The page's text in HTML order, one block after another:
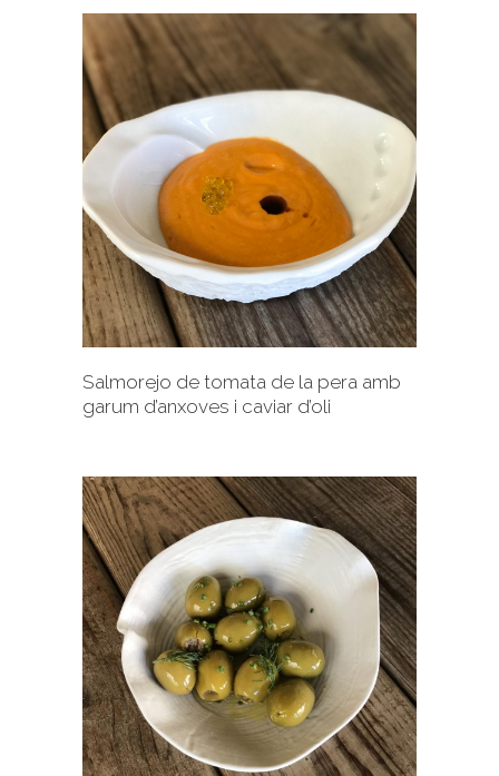
+
Salmorejo de tomata de la pera amb
garum d’anxoves i caviar d’oli
+